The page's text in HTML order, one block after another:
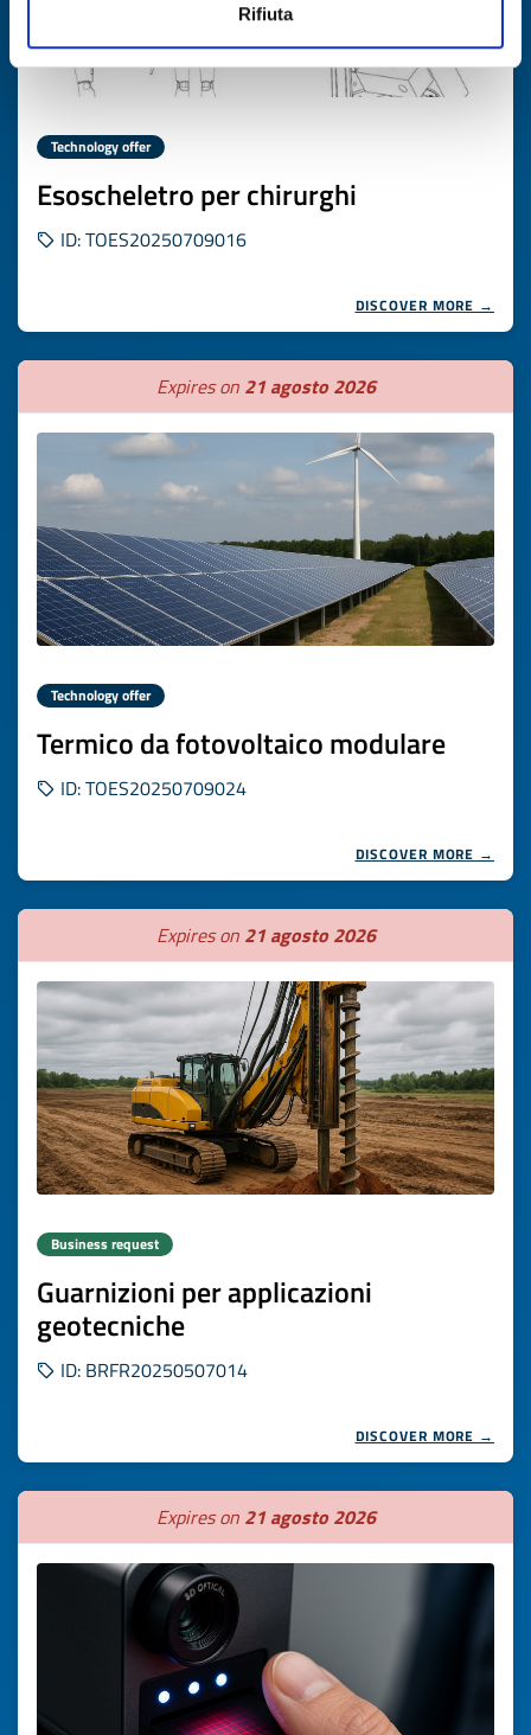
Rifiuta
Technology offer
Esoscheletro per chirurghi
ID: TOES20250709016
DISCOVER MORE →
Expires on 21 agosto 2026
Technology offer
Termico da fotovoltaico modulare
ID: TOES20250709024
DISCOVER MORE →
Expires on 21 agosto 2026
Business request
Guarnizioni per applicazioni
geotecniche
ID: BRFR20250507014
DISCOVER MORE →
Expires on 21 agosto 2026